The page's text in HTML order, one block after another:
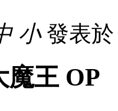
小發表於
魔王 OP